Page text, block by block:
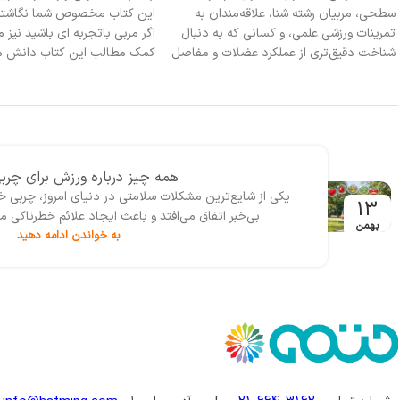
اين كتاب مخصوص شما نگاشته شده است.
اگر مربي باتجربه اي باشيد نيز ميتوانيد با
كمك مطالب اين كتاب دانش مربيگري خود را
نوجوانان (در رشته هاي ورزشي مختلف)
کاربرد » تألیف دکتر محمد
اسکندری، در140صفحه
چاپ اول 1399 از سوی
11
بهمن
همه چیز درباره رژیم سم زدایی و
احتمالاً امروز واژه‌‌هایی مانند رژیم سم‌زدایی بدن،
خورده است، مخصوصا زمان‌هایی که احساس
به خواندن ادامه دهید